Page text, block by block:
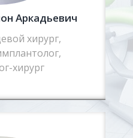
Аркадьевич
хирург,
хирург